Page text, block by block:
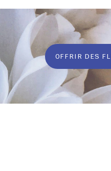
OFFRIR DES